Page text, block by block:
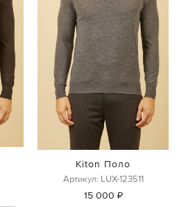
Kiton Поло
Артикул: LUX-123511
15 000 ₽